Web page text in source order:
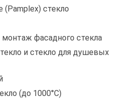
стекло
фасадного стекла
и стекло для душевых
(до 1000°C)